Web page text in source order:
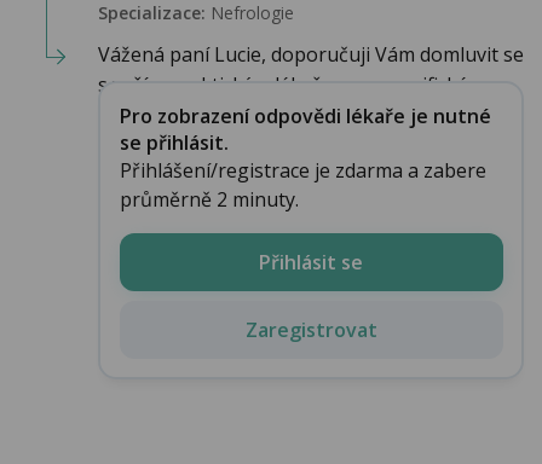
Specializace: Nefrologie
Vážená paní Lucie, doporučuji Vám domluvit se
s vaším praktickým lékařem na specifickém ...
Pro zobrazení odpovědi lékaře je nutné
se přihlásit.
Přihlášení/registrace je zdarma a zabere
průměrně 2 minuty.
Přihlásit se
Zaregistrovat